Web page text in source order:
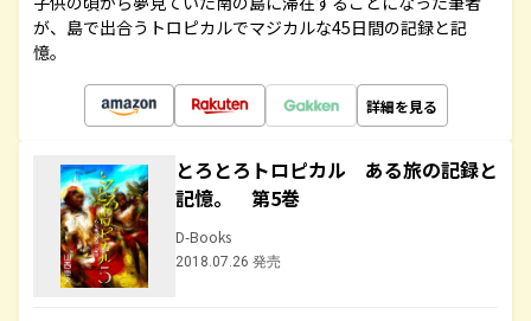
が、島で出合うトロピカルでマジカルな45日間の記録と記
憶。
詳細を見る
とろとろトロピカル ある旅の記録と
記憶。 第5巻
D-Books
2018.07.26 発売